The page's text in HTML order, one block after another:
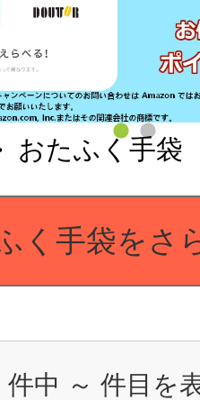
おたふく手袋
く手袋をさ
件中 ～ 件目を